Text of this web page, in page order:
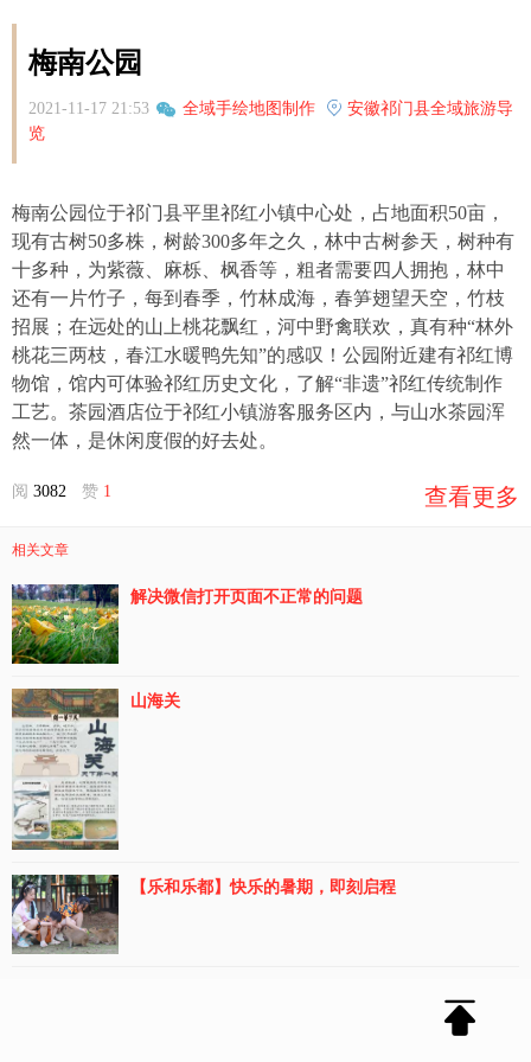
梅南公园
2021-11-17 21:53 全域手绘地图制作
安徽祁门县全域旅游导
览
梅南公园位于祁门县平里祁红小镇中心处，占地面积50亩，
现有古树50多株，树龄300多年之久，林中古树参天，树种有
十多种，为紫薇、麻栎、枫香等，粗者需要四人拥抱，林中
还有一片竹子，每到春季，竹林成海，春笋翅望天空，竹枝
招展；在远处的山上桃花飘红，河中野禽联欢，真有种“林外
桃花三两枝，春江水暖鸭先知”的感叹！公园附近建有祁红博
物馆，馆内可体验祁红历史文化，了解“非遗”祁红传统制作
工艺。茶园酒店位于祁红小镇游客服务区内，与山水茶园浑
然一体，是休闲度假的好去处。
阅 3082 赞 1 查看更多
相关文章
解决微信打开页面不正常的问题
山海关
【乐和乐都】快乐的暑期，即刻启程